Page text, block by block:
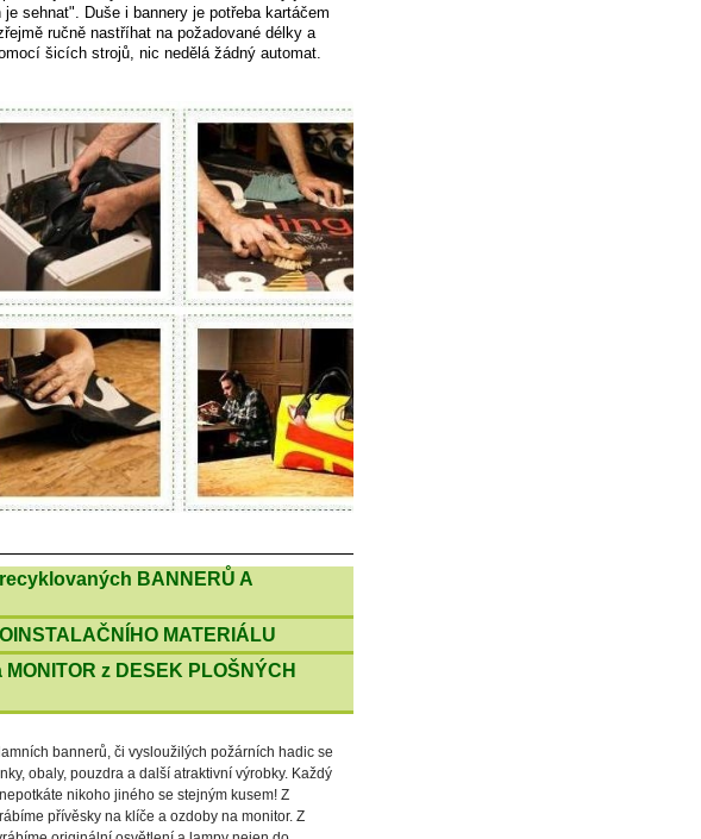
sehnat". Duše i bannery je potřeba kartáčem
ručně nastříhat na požadované délky a
šicích strojů, nic nedělá žádný automat.
BANNERŮ A
MATERIÁLU
z DESEK PLOŠNÝCH
bannerů, či vysloužilých požárních hadic se
obaly, pouzdra a další atraktivní výrobky. Každý
nikoho jiného se stejným kusem! Z
přívěsky na klíče a ozdoby na monitor. Z